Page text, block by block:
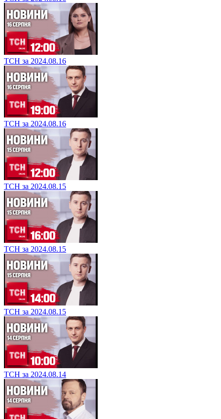
ТСН за 2024.08.16
ТСН за 2024.08.16
ТСН за 2024.08.15
ТСН за 2024.08.15
ТСН за 2024.08.15
ТСН за 2024.08.14